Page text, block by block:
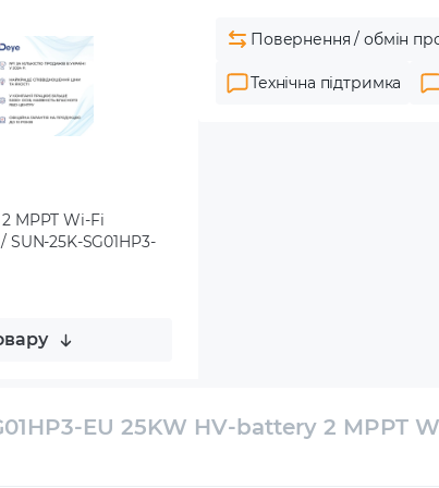
MPPT Wi-Fi
25K-SG01HP3-
Повернення / обмін
Технічна підтримка
EU 25KW HV-battery 2 MPPT